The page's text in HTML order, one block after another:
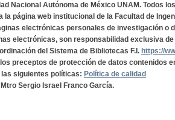
Nacional Autónoma de México UNAM. Todos
la página web institucional de la Facultad de
electrónicas personales de investigación o
electrónicas, son responsabilidad exclusiva
del Sistema de Bibliotecas F.I. https://
preceptos de protección de datos contenidos
siguientes políticas: Política de calidad
Sergio Israel Franco García.